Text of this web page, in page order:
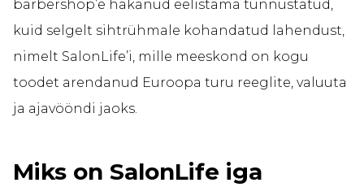
barbershop’e hakanud eelistama tunnustatud,
kuid selgelt sihtrühmale kohandatud lahendust,
nimelt SalonLife’i, mille meeskond on kogu
toodet arendanud Euroopa turu reeglite, valuuta
ja ajavööndi jaoks.
Miks on SalonLife iga